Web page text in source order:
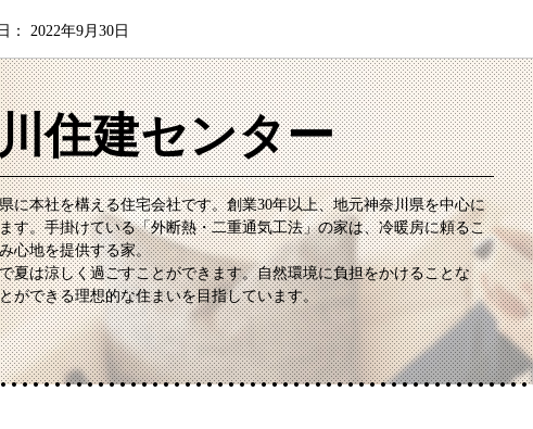
： 2022年9月30日
住建センター
に本社を構える住宅会社です。創業30年以上、地元神奈川県を中心に
す。手掛けている「外断熱・二重通気工法」の家は、冷暖房に頼るこ
心地を提供する家。
夏は涼しく過ごすことができます。自然環境に負担をかけることな
ができる理想的な住まいを目指しています。